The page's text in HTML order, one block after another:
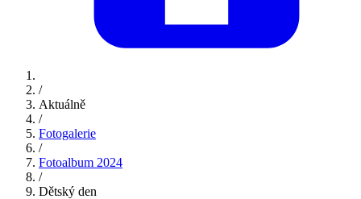
/
Aktuálně
/
Fotogalerie
/
Fotoalbum 2024
/
Dětský den